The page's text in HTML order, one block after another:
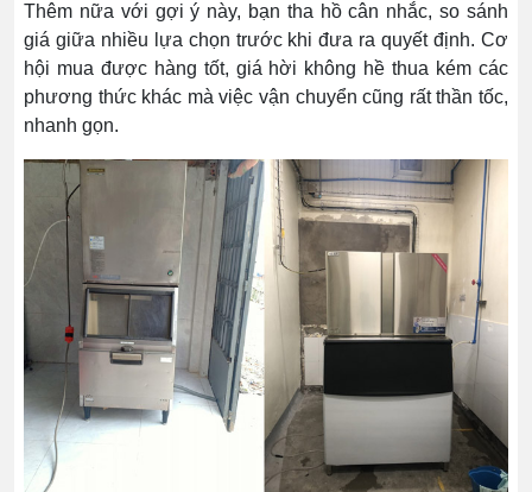
Thêm nữa với gợi ý này, bạn tha hồ cân nhắc, so sánh
giá giữa nhiều lựa chọn trước khi đưa ra quyết định. Cơ
hội mua được hàng tốt, giá hời không hề thua kém các
phương thức khác mà việc vận chuyển cũng rất thần tốc,
nhanh gọn.